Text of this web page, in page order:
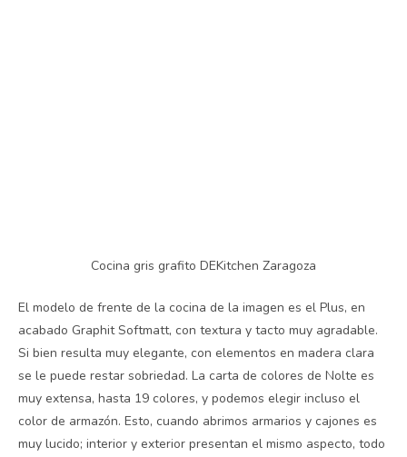
Cocina gris grafito DEKitchen Zaragoza
El modelo de frente de la cocina de la imagen es el Plus, en
acabado Graphit Softmatt, con textura y tacto muy agradable.
Si bien resulta muy elegante, con elementos en madera clara
se le puede restar sobriedad. La carta de colores de Nolte es
muy extensa, hasta 19 colores, y podemos elegir incluso el
color de armazón. Esto, cuando abrimos armarios y cajones es
muy lucido; interior y exterior presentan el mismo aspecto, todo